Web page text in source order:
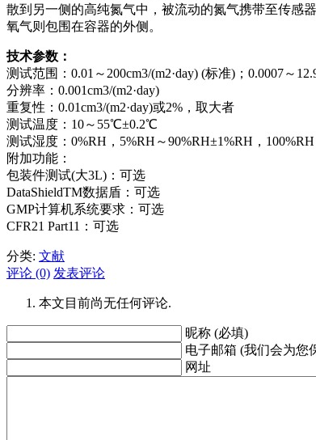
散到另一侧的高纯氮气中，被流动的氮气携带至传感
氧气则包围在容器的外侧。
技术参数：
测试范围：0.01～200cm3/(m2·day) (标准)；0.0007～
分辨率：0.001cm3/(m2·day)
重复性：0.01cm3/(m2·day)或2%，取大者
测试温度：10～55℃±0.2℃
测试湿度：0%RH，5%RH～90%RH±1%RH，100%RH
附加功能：
包装件测试(大3L)：可选
DataShieldTM数据盾：可选
GMP计算机系统要求：可选
CFR21 Part11：可选
分类: 文献
评论 (0) 发表评论
本文目前尚无任何评论.
昵称 (必填)
电子邮箱 (我们会为您
网址